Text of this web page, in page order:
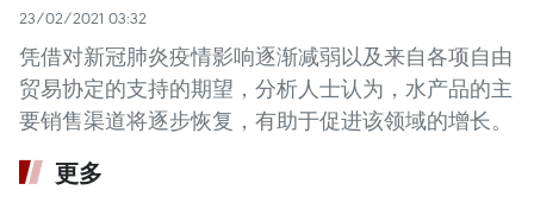
23/02/2021 03:32
凭借对新冠肺炎疫情影响逐渐减弱以及来自各项自由
贸易协定的支持的期望，分析人士认为，水产品的主
要销售渠道将逐步恢复，有助于促进该领域的增长。
更多